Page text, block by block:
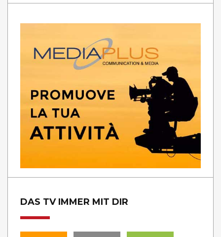
DAS TV IMMER MIT DIR